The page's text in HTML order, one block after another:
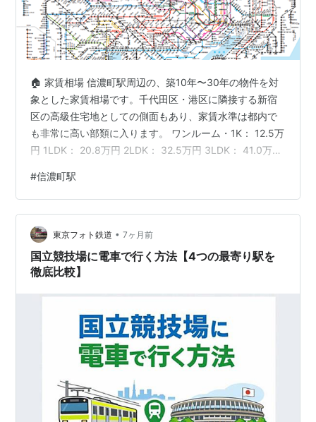
🏠 家賃相場 信濃町駅周辺の、築10年〜30年の物件を対
象とした家賃相場です。千代田区・港区に隣接する新宿
区の高級住宅地としての側面もあり、家賃水準は都内で
も非常に高い部類に入ります。 ワンルーム・1K： 12.5万
円 1LDK： 20.8万円 2LDK： 32.5万円 3LDK： 41.0万円
月時点の市場公開データを基に算出） [PR] 信濃町駅 徒
歩10分以内の中古マンション一覧（Yahoo!不動産） 🚃
鉄道情報 JR中央・総武線（各駅停車）が利用可能で、新
宿・四ツ谷・御茶ノ水方面へのアクセスが非常にスムー
ズです…
#信濃町駅
東京フォト鉄道 • 7ヶ月前
国立競技場に電車で行く方法【4つの最寄り駅を
徹底比較】